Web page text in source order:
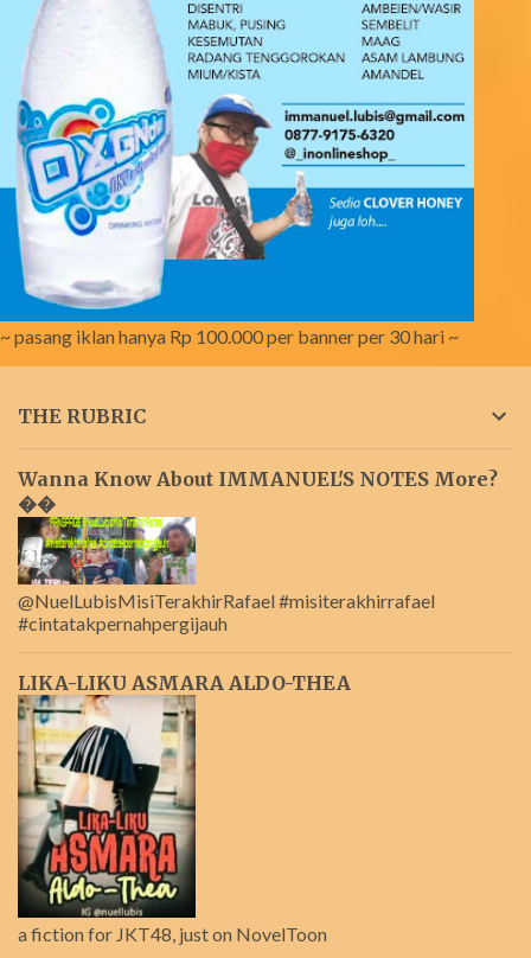
~ pasang iklan hanya Rp 100.000 per banner per 30 hari ~
THE RUBRIC
Wanna Know About IMMANUEL'S NOTES More?
��
@NuelLubisMisiTerakhirRafael #misiterakhirrafael
#cintatakpernahpergijauh
LIKA-LIKU ASMARA ALDO-THEA
a fiction for JKT48, just on NovelToon